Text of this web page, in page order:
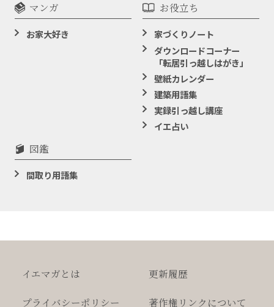
マンガ
お家大好き
お役立ち
家づくりノート
ダウンロードコーナー
「転居引っ越しはがき」
壁紙カレンダー
建築用語集
実録引っ越し講座
イエ占い
図鑑
間取り用語集
イエマガとは 更新履歴
プライバシーポリシー 著作権 リンクについて